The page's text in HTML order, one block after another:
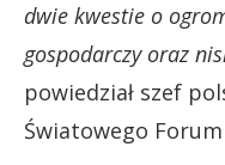
dwie kwestie o
gospodarczy oraz
powiedział szef
Światowego